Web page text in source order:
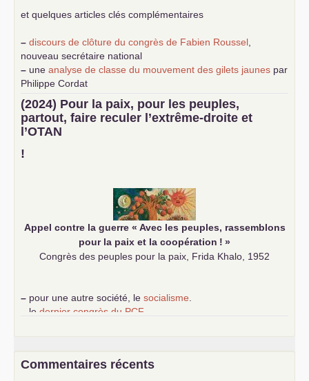
et quelques articles clés complémentaires
– discours de clôture du congrès de Fabien Roussel
nouveau secrétaire national
– une analyse de classe du mouvement des gilets jaunes par
Philippe Cordat
–
un texte de Jean-Claude Delaunay
le marxisme est la
science sociale de notre temps
–un appel proposé aux partis communistes et ouvrier
d’Europe
–
(2024) Pour la paix, pour les peuples,
partout, faire reculer l’extrême-droite et
l’OTAN
!
Appel contre la guerre « Avec les peuples, rassemblons
pour la paix et la coopération ! »
Congrès des peuples pour la paix, Frida Khalo, 1952
– pour une autre société, le socialisme
le dernier congrès du PCF
science sociale de notre temps
Commentaires récents